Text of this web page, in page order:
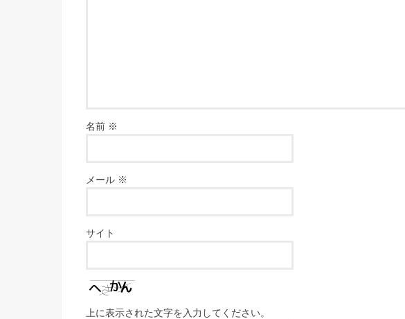
名前 ※
メール ※
サイト
上に表示された文字を入力してください。